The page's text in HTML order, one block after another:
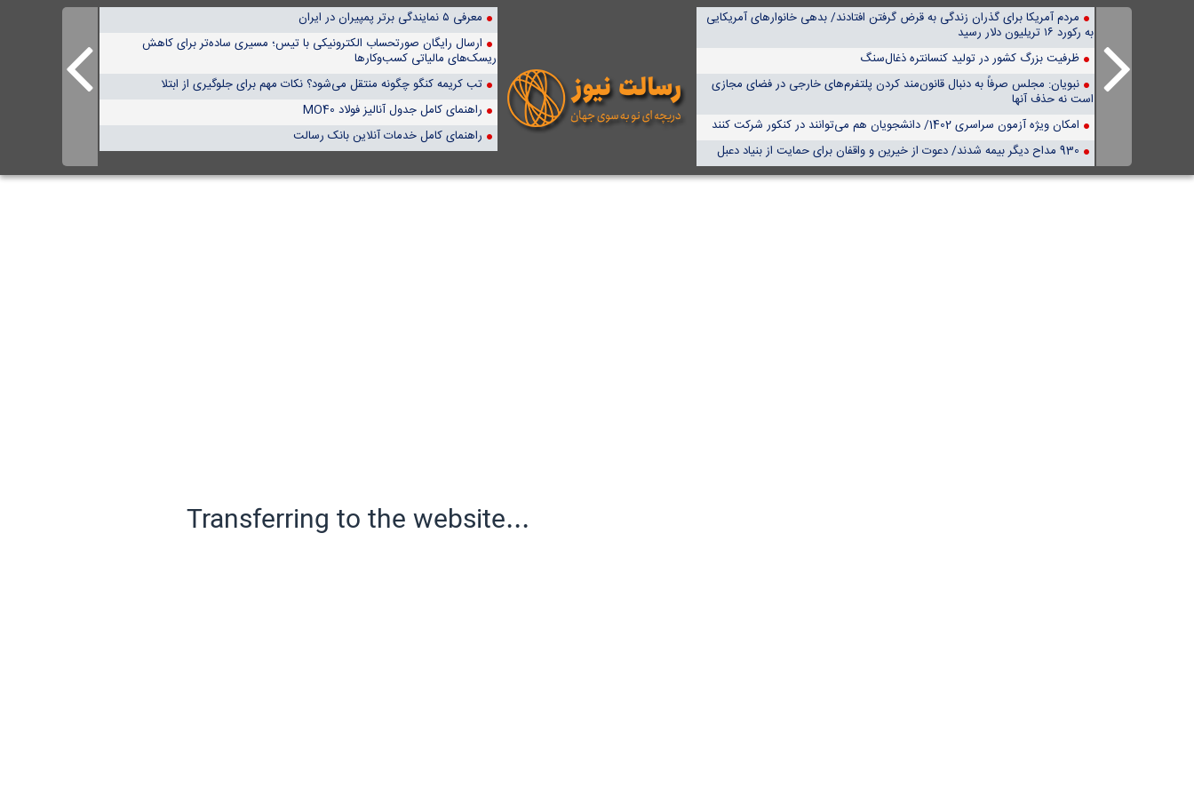
مردم آمریکا برای گذران زندگی به قرض گرفتن افتادند/ بدهی خانوارهای آمریکایی
به رکورد ۱۶ تریلیون دلار رسید
ظرفیت بزرگ کشور در‌ تولید کنسانتره ذغال‌سنگ‌
نبویان: مجلس صرفاً به دنبال قانون‌مند کردن پلتفرم‌های خارجی در فضای مجازی
است نه حذف آنها
امکان ویژه آزمون سراسری 1402/ دانشجویان هم می‌توانند در کنکور شرکت کنند
930 مداح دیگر بیمه شدند/ دعوت از خیرین و واقفان برای حمایت از بنیاد دعبل
معرفی ۵ نمایندگی برتر پمپیران در ایران
ارسال رایگان صورتحساب الکترونیکی با تیس؛ مسیری ساده‌تر برای کاهش
ریسک‌های مالیاتی کسب‌وکارها
تب کریمه کنگو چگونه منتقل می‌شود؟ نکات مهم برای جلوگیری از ابتلا
راهنمای کامل جدول آنالیز فولاد MO40
راهنمای کامل خدمات آنلاین بانک رسالت